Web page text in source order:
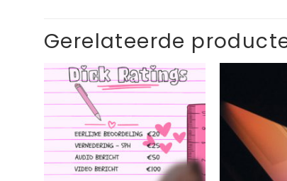
Gerelateerde